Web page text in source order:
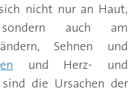
nicht nur an Haut,
auch am
Sehnen und
und Herz- und
die Ursachen der